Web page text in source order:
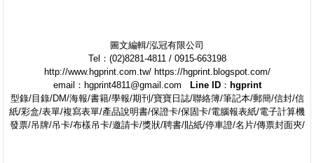
圖文編輯/泓冠有限公司
Tel：(02)8281-4811 / 0915-663198
http://www.hgprint.com.tw/ https://hgprint.blogspot.com/
email：hgprint4811@gmail.com
Line ID：hgprint
型錄/目錄/DM/海報/書籍/學報/期刊/寶寶日誌/聯絡簿/筆記本/郵簡/信封/信
紙/彩盒/表單/複寫表單/產品說明書/保證卡/保固卡/電腦報表紙/電子計算機
發票/吊牌/吊卡/布樣吊卡/邀請卡/獎狀/聘書/貼紙/停車證/名片/傳票封面夾/